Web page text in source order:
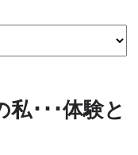
･･･体験と